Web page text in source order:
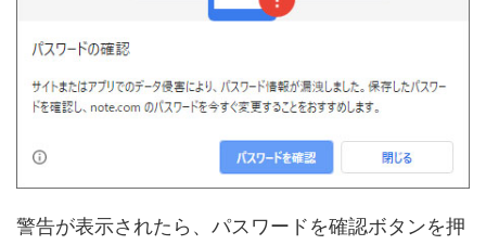
警告が表示されたら、パスワードを確認ボタンを押